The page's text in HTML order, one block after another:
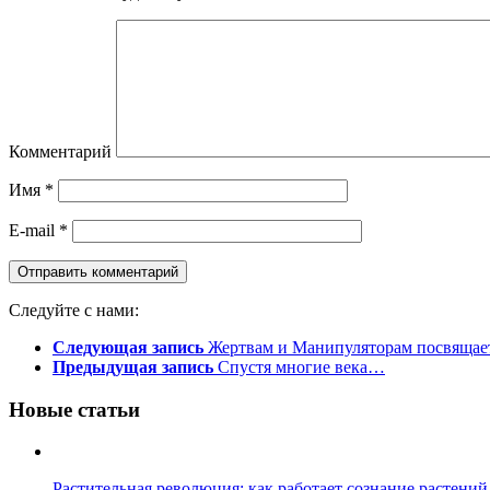
Комментарий
Имя *
E-mail *
Следуйте с нами:
Следующая запись Жертвам и Манипуляторам
Предыдущая запись Спустя многие века…
Новые статьи